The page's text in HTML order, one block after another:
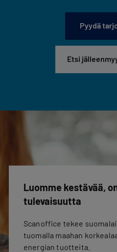
Pyydä
Etsi
Luomme kestävää,
tulevaisuutta
Scanoffice tekee
tuomalla maahan
energian tuotteita.